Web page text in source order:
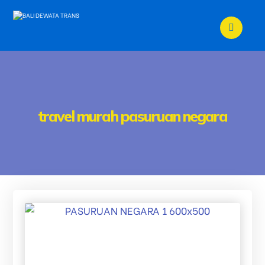
travel murah pasuruan negara